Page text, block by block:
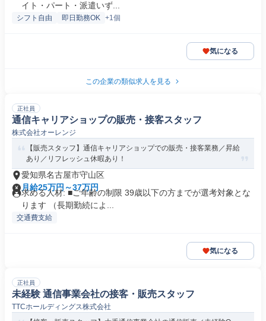
イト・パート・派遣いず...
シフト自由 即日勤務OK +1個
気になる
この企業の類似求人を見る
正社員
通信キャリアショップの販売・接客スタッフ
株式会社オーレンジ
【販売スタッフ】通信キャリアショップでの販売・接客業務／昇給
あり／リフレッシュ休暇あり！
愛知県名古屋市守山区
月給25万円～37万円
求める人材: ■ご年齢の制限 39歳以下の方までが選考対象とな
ります （長期勤続によ...
交通費支給
気になる
正社員
未経験 通信事業会社の接客・販売スタッフ
TTCホールディングス株式会社